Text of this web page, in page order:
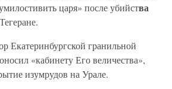
царя» после убийства
Екатеринбургской гранильной
«кабинету Его величества»,
изумрудов на Урале.